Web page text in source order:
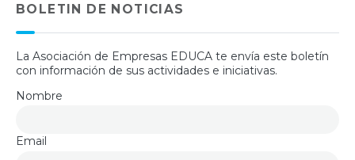
BOLETIN DE NOTICIAS
La Asociación de Empresas EDUCA te envía este boletín
con información de sus actividades e iniciativas.
Nombre
Email